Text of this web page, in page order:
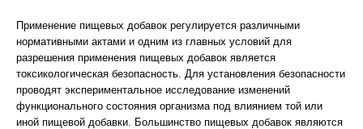
Применение пищевых добавок регулируется различными
нормативными актами и одним из главных условий для
разрешения применения пищевых добавок является
токсикологическая безопасность. Для установления безопасности
проводят экспериментальное исследование изменений
функционального состояния организма под влиянием той или
иной пищевой добавки. Большинство пищевых добавок являются